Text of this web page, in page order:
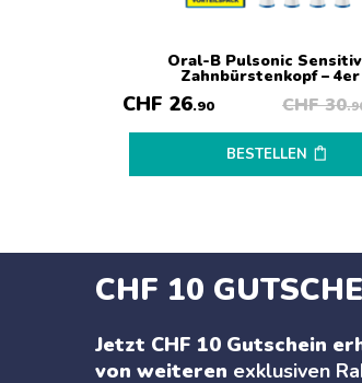
Oral-B Pulsonic
Zahnbürstenkopf – 4er
CHF 26.90 CHF30
BESTELLEN
CHF 10
Jetzt CHF 10 Gutschein
von weiteren exklusiven